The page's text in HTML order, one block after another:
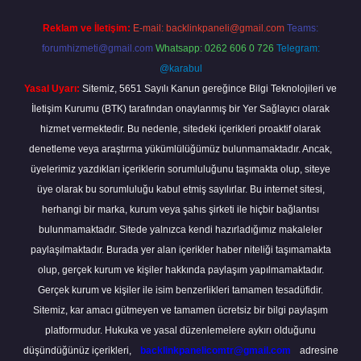
Reklam ve İletişim: E-mail: backlinkpaneli@gmail.com Teams:
forumhizmeti@gmail.com Whatsapp: 0262 606 0 726 Telegram:
@karabul
Yasal Uyarı: Sitemiz, 5651 Sayılı Kanun gereğince Bilgi Teknolojileri ve
İletişim Kurumu (BTK) tarafından onaylanmış bir Yer Sağlayıcı olarak
hizmet vermektedir. Bu nedenle, sitedeki içerikleri proaktif olarak
denetleme veya araştırma yükümlülüğümüz bulunmamaktadır. Ancak,
üyelerimiz yazdıkları içeriklerin sorumluluğunu taşımakta olup, siteye
üye olarak bu sorumluluğu kabul etmiş sayılırlar. Bu internet sitesi,
herhangi bir marka, kurum veya şahıs şirketi ile hiçbir bağlantısı
bulunmamaktadır. Sitede yalnızca kendi hazırladığımız makaleler
paylaşılmaktadır. Burada yer alan içerikler haber niteliği taşımamakta
olup, gerçek kurum ve kişiler hakkında paylaşım yapılmamaktadır.
Gerçek kurum ve kişiler ile isim benzerlikleri tamamen tesadüfidir.
Sitemiz, kar amacı gütmeyen ve tamamen ücretsiz bir bilgi paylaşım
platformudur. Hukuka ve yasal düzenlemelere aykırı olduğunu
düşündüğünüz içerikleri,
backlinkpanelicomtr@gmail.com adresine